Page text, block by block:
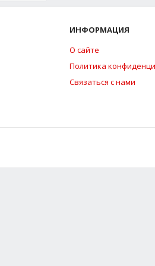
ИНФОРМАЦИЯ
О сайте
Политика
Связаться с нами